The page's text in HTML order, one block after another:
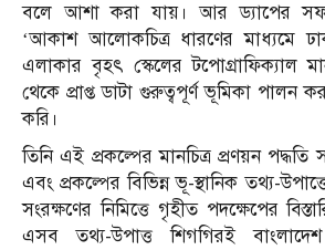
বলে আশা করা যায়। আর ড্যাপের
‘আকাশ আলোকচিত্র ধারণের মাধ্যমে
এলাকার বৃহৎ স্কেলের টপোগ্রাফিক্যাল
থেকে প্রাপ্ত ডাটা গুরুত্বপূর্ণ ভূমিকা পালন
করি।
তিনি এই প্রকল্পের মানচিত্র প্রণয়ন পদ্ধতি
এবং প্রকল্পের বিভিন্ন ভূ-স্থানিক তথ্য-
সংরক্ষণের নিমিত্তে গৃহীত পদক্ষেপের
এসব তথ্য-উপাত্ত শিগগিরই